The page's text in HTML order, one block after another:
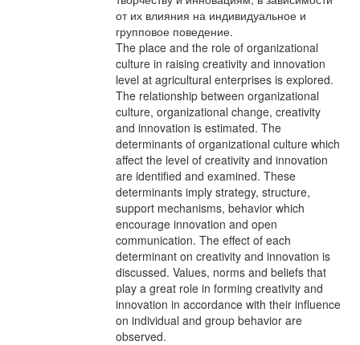
от их влияния на индивидуальное и
групповое поведение.
The place and the role of organizational
culture in raising creativity and innovation
level at agricultural enterprises is explored.
The relationship between organizational
culture, organizational change, creativity
and innovation is estimated. The
determinants of organizational culture which
affect the level of creativity and innovation
are identified and examined. These
determinants imply strategy, structure,
support mechanisms, behavior which
encourage innovation and open
communication. The effect of each
determinant on creativity and innovation is
discussed. Values, norms and beliefs that
play a great role in forming creativity and
innovation in accordance with their influence
on individual and group behavior are
observed.